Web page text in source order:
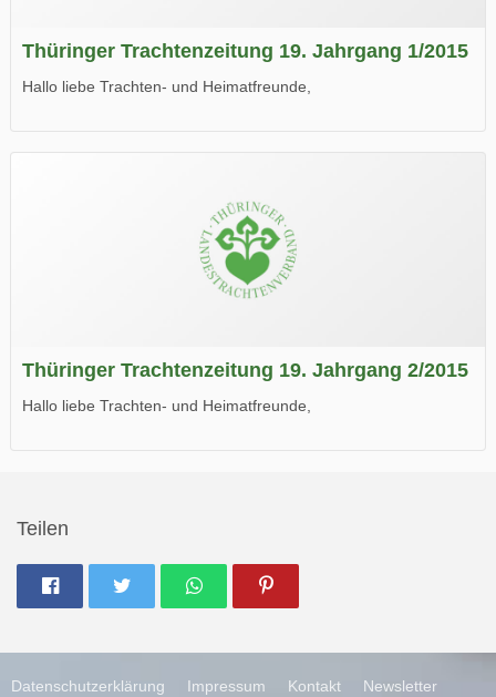
Thüringer Trachtenzeitung 19. Jahrgang 1/2015
Hallo liebe Trachten- und Heimatfreunde,
Wir wünschen Euch viel Spaß beim Lesen.
Thüringer Trachtenzeitung 19. Jahrgang 2/2015
Hallo liebe Trachten- und Heimatfreunde,
Teilen
Datenschutzerklärung Impressum Kontakt Newsletter